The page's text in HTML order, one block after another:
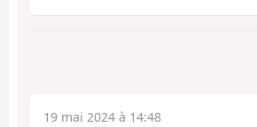
19 mai 2024 à 14:48